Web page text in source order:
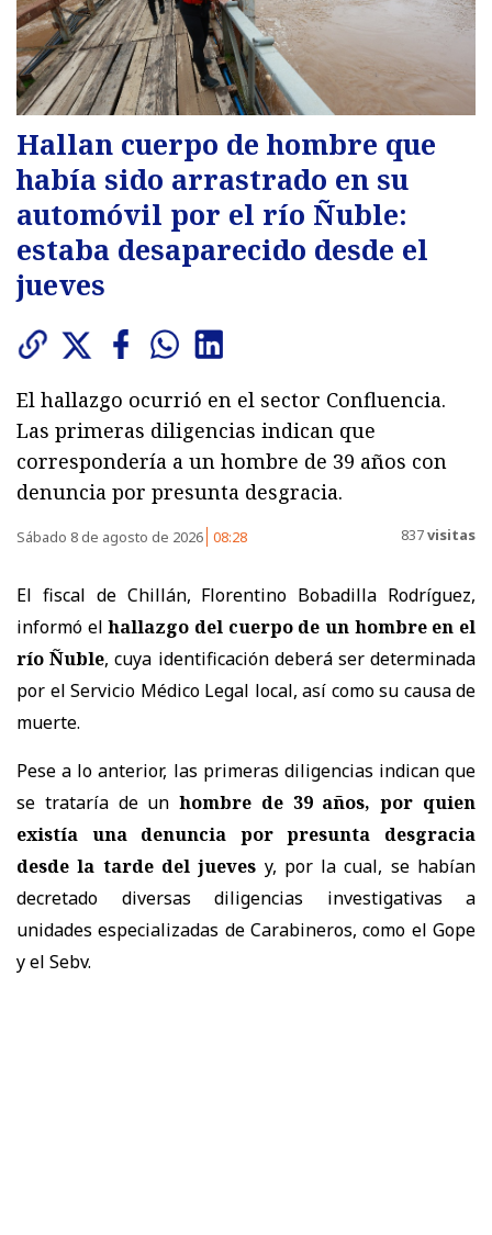
Hallan cuerpo de hombre que
había sido arrastrado en su
automóvil por el río Ñuble:
estaba desaparecido desde el
jueves
El hallazgo ocurrió en el sector Confluencia.
Las primeras diligencias indican que
correspondería a un hombre de 39 años con
denuncia por presunta desgracia.
Sábado 8 de agosto de 2026 08:28 837visitas
El fiscal de Chillán, Florentino Bobadilla Rodríguez,
informó elhallazgo del cuerpo de un hombre en el
río Ñuble, cuya identificación deberá ser determinada
por el Servicio Médico Legal local, así como su causa de
muerte.
Pese a lo anterior, las primeras diligencias indican que
se trataría de unhombre de 39 años, por quien
existía una denuncia por presunta desgracia
desde la tarde del jueves y, por la cual, se habían
decretado diversas diligencias investigativas a
unidades especializadas de Carabineros, como el Gope
y el Sebv.